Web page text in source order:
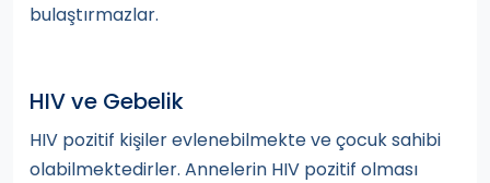
bulaştırmazlar.
HIV ve Gebelik
HIV pozitif kişiler evlenebilmekte ve çocuk sahibi
olabilmektedirler. Annelerin HIV pozitif olması